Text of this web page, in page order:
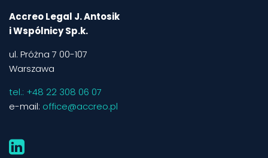
Accreo Legal J. Antosik
i Wspólnicy Sp.k.
ul. Próżna 7 00-107
Warszawa
tel.: +48 22 308 06 07
e-mail: office@accreo.pl